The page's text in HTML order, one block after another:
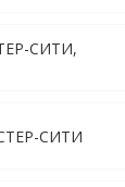
СИТИ,
СИТИ